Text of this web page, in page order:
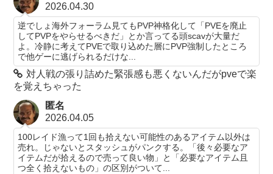
2026.04.30
逆でしょ海外フォーラム見てもPVP神格化して「PVEを廃止
してPVPをやらせるべきだ」とか言ってる頭scavが大量だ
よ。冷静に考えてPVEで取り込めた層にPVP強制したところ
で他ゲーに逃げられるだけな...
対人戦の張り詰めた緊張感も悪くないんだがpveで楽
を覚えちゃった
匿名
2026.04.05
100レイド漁って1回も拾えない可能性のあるアイテム以外は
売れ。じゃないとスタッシュがパンクする。「後々必要なア
イテムだが拾えるので売って良い物」と「必要なアイテム且
つ全く拾えないもの」の区別がついて...